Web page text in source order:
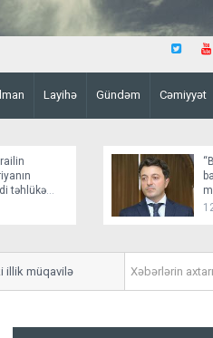
Layihə Gündəm Cəmiyyət
təhlükə
müqavilə imzalayıb, mövsümə 17 mln.